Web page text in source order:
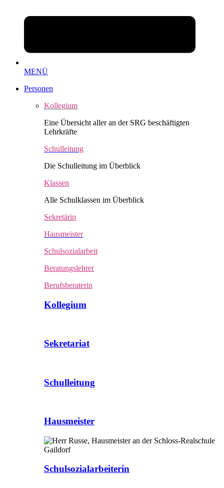
MENÜ
Personen
Kollegium
Eine Übersicht aller an der SRG beschäftigten
Lehrkräfte
Schulleitung
Die Schulleitung im Überblick
Klassen
Alle Schulklassen im Überblick
Sekretärin
Hausmeister
Schulsozialarbeit
Beratungslehrer
Berufsberaterin
Kollegium
Sekretariat
Schulleitung
Hausmeister
Schulsozialarbeiterin